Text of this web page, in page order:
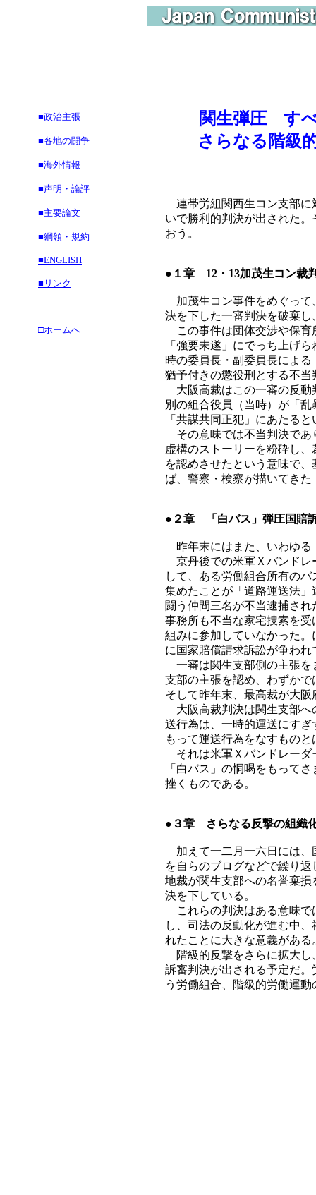
■政治主張
■各地の闘争
■海外情報
■声明・論評
■主要論文
■綱領・規約
■ENGLISH
■リンク
□ホームへ
関生弾圧 す
さらなる階級
連帯労組関西生コン支部に
いで勝利的判決が出された
おう。
●１章 12・13加茂生コン裁
加茂生コン事件をめぐって
決を下した一審判決を破棄
この事件は団体交渉や保育
「強要未遂」にでっち上げ
時の委員長・副委員長によ
猶予付きの懲役刑とする不
大阪高裁はこの一審の反動
別の組合役員（当時）が「
「共謀共同正犯」にあたる
その意味では不当判決であ
虚構のストーリーを粉砕し
を認めさせたという意味で
ば、警察・検察が描いてき
●２章 「白バス」弾圧国賠
昨年末にはまた、いわゆる
京丹後での米軍Ｘバンドレ
して、ある労働組合所有の
集めたことが「道路運送法
闘う仲間三名が不当逮捕さ
事務所も不当な家宅捜索を
組みに参加していなかった
に国家賠償請求訴訟が争われ
一審は関生支部側の主張を
支部の主張を認め、わずか
そして昨年末、最高裁が大
大阪高裁判決は関生支部へ
送行為は、一時的運送にす
もって運送行為をなすもの
それは米軍Ｘバンドレーダ
「白バス」の恫喝をもって
挫くものである。
●３章 さらなる反撃の組織
加えて一二月一六日には、
を自らのブログなどで繰り
地裁が関生支部への名誉棄
決を下している。
これらの判決はある意味で
し、司法の反動化が進む中
れたことに大きな意義がある
階級的反撃をさらに拡大し
訴審判決が出される予定だ
う労働組合、階級的労働運